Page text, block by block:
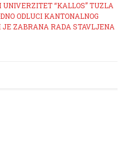
UNIVERZITET “KALLOS” TUZLA
ODLUCI KANTONALNOG
JE ZABRANA RADA STAVLJENA